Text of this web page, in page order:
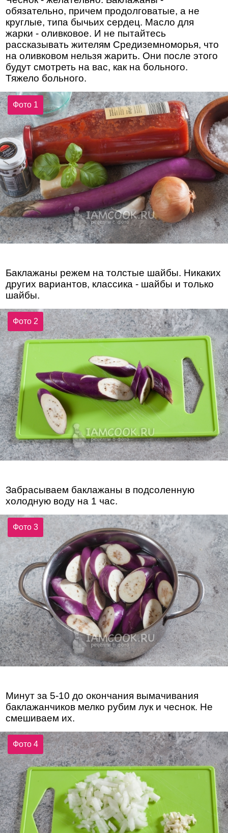
обязательно, причем продолговатые, а не
круглые, типа бычьих сердец. Масло для
жарки - оливковое. И не пытайтесь
рассказывать жителям Средиземноморья, что
на оливковом нельзя жарить. Они после этого
будут смотреть на вас, как на больного.
Тяжело больного.
Фото 1
Баклажаны режем на толстые шайбы. Никаких
других вариантов, классика - шайбы и только
шайбы.
Фото 2
Забрасываем баклажаны в подсоленную
холодную воду на 1 час.
Фото 3
Минут за 5-10 до окончания вымачивания
баклажанчиков мелко рубим лук и чеснок. Не
смешиваем их.
Фото 4